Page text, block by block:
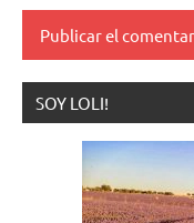
SOY LOLI!